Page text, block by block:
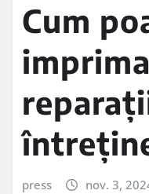
Cum
press nov. 3,